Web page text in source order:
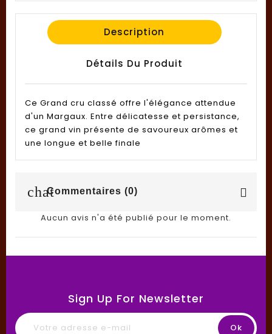
Description
Détails Du Produit
Ce Grand cru classé offre l'élégance attendue
d'un Margaux. Entre délicatesse et persistance,
ce grand vin présente de savoureux arômes et
une longue et belle finale
chatCommentaires (0)
Aucun avis n'a été publié pour le moment.
Sign Up For Newsletter